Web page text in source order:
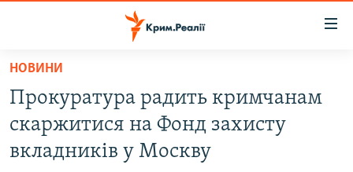
Перейти
основного
матеріалу
Перейти
до
ВОДА.КРИМ
ВІДЕО ТА ФОТО
НОВИНИ
Прокуратура радить кримчанам
скаржитися на Фонд захисту
вкладників у Москву